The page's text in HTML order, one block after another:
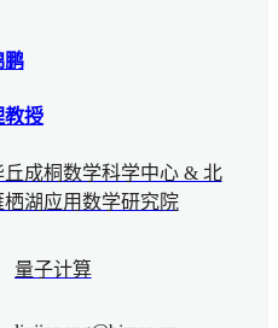
鹏
教授
丘成桐数学科学中心 & 北
栖湖应用数学研究院
量子计算